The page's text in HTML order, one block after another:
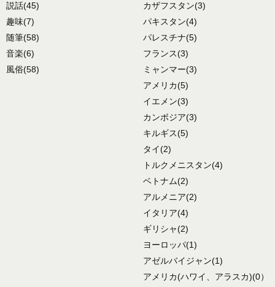
説話(45)
趣味(7)
随筆(58)
音楽(6)
風俗(58)
カザフスタン(3)
パキスタン(4)
パレスチナ(5)
フランス(3)
ミャンマー(3)
アメリカ(5)
イエメン(3)
カンボジア(3)
キルギス(5)
タイ(2)
トルクメニスタン(4)
ベトナム(2)
アルメニア(2)
イタリア(4)
ギリシャ(2)
ヨーロッパ(1)
アゼルバイジャン(1)
アメリカ(ハワイ、アラスカ)(0）